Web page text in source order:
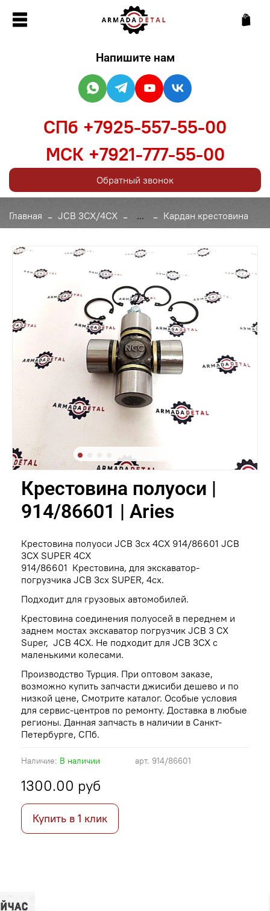
Главная JCB 3CX/4CX ... Кардан крестовина
арт. 914/86601
Наличие: В наличии
Крестовина полуоси |
914/86601 | Aries
1300.00 руб
Купить в 1 клик
Крестовина полуоси JCB 3cx 4CX 914/86601 JCB
3CX SUPER 4CX
914/86601 Крестовина, для экскаватор-
погрузчика JCB 3cx SUPER, 4cx.
Подходит для грузовых автомобилей.
Крестовина соединения полуосей в переднем и
заднем мостах экскаватор погрузчик JCB 3 CX
Super, JCB 4CX. Не подходит для JCB 3CX с
маленькими колесами.
Производство Турция. При оптовом заказе,
возможно купить запчасти джисиби дешево и по
низкой цене, Смотрите каталог. Особые условия
для сервис-центров по ремонту. Доставка в любые
регионы. Данная запчасть в наличии в Санкт-
Петербурге, СПб.
Напишите нам
СПб +7925-557-55-00
МСК +7921-777-55-00
Обратный звонок